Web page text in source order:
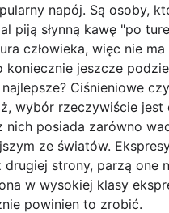
napój. Są osoby,
piją słynną kawę "po
człowieka, więc nie
jeszcze
Ciśnieniowe
wybór rzeczywiście
posiada zarówno
ze światów.
strony, parzą one
w wysokiej klasy
powinien to zrobić.